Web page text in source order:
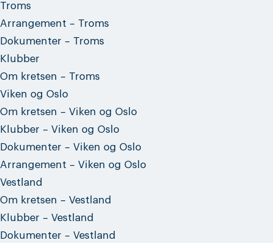
Troms
Arrangement – Troms
Dokumenter – Troms
Klubber
Om kretsen – Troms
Viken og Oslo
Om kretsen – Viken og Oslo
Klubber – Viken og Oslo
Dokumenter – Viken og Oslo
Arrangement – Viken og Oslo
Vestland
Om kretsen – Vestland
Klubber – Vestland
Dokumenter – Vestland